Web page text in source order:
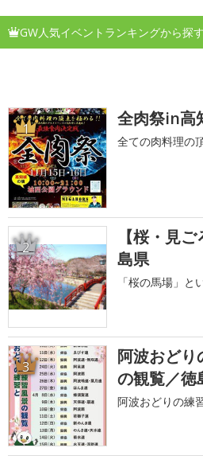
GW人気イベントランキングから探す
1 全肉祭in高
全ての肉料理の
2
【桜・見
島県
「桜の馬場」と
3
阿波おどり
の観覧／徳
阿波おどりの練